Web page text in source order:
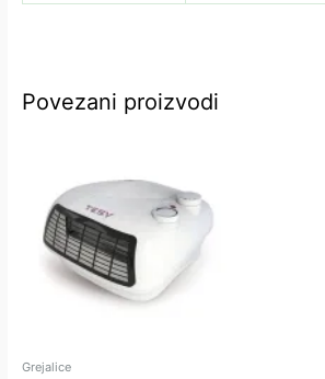
Povezani proizvodi
Grejalice